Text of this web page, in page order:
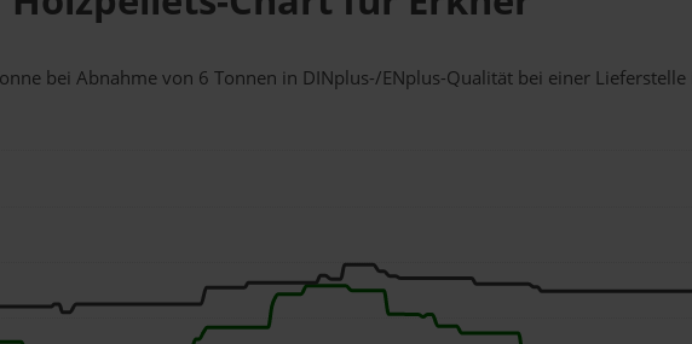
bei Abnahmevon 6 Tonnen in DINplus-/ENplus-Qualität bei einer Lieferstelle